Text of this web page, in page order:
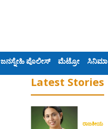
ಜನಸ್ನೇಹಿ ಪೊಲೀಸ್ ಮೆಟ್ರೋ ಸಿನಿಮಾ
Latest Stories
ರಾಜಕೀಯ